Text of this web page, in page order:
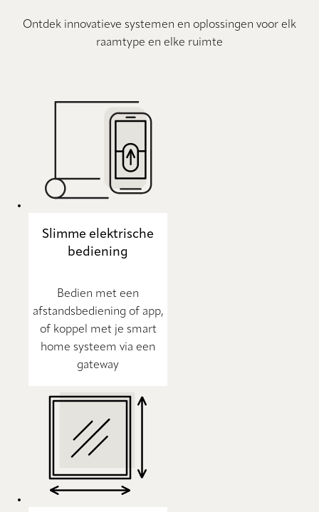
Ontdek innovatieve systemen en oplossingen voor elk
raamtype en elke ruimte
Slimme elektrische
bediening
Bedien met een
afstandsbediening of app,
of koppel met je smart
home systeem via een
gateway